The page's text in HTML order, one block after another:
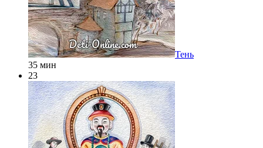
Тень
35 мин
23